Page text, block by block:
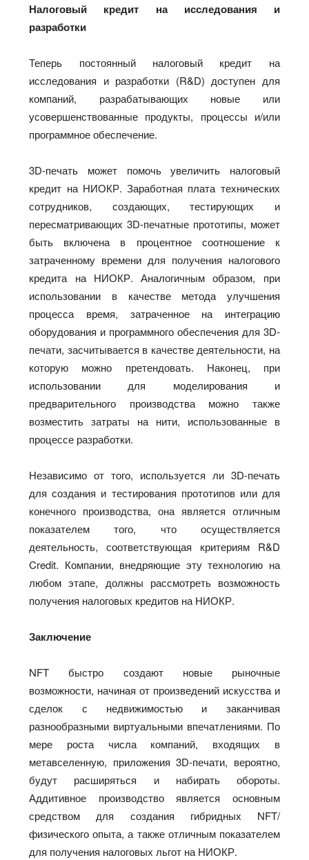
Налоговый кредит на исследования и
разработки
Теперь постоянный налоговый кредит на
исследования и разработки (R&D) доступен для
компаний, разрабатывающих новые или
усовершенствованные продукты, процессы и/или
программное обеспечение.
3D-печать может помочь увеличить налоговый
кредит на НИОКР. Заработная плата технических
сотрудников, создающих, тестирующих и
пересматривающих 3D-печатные прототипы, может
быть включена в процентное соотношение к
затраченному времени для получения налогового
кредита на НИОКР. Аналогичным образом, при
использовании в качестве метода улучшения
процесса время, затраченное на интеграцию
оборудования и программного обеспечения для 3D-
печати, засчитывается в качестве деятельности, на
которую можно претендовать. Наконец, при
использовании для моделирования и
предварительного производства можно также
возместить затраты на нити, использованные в
процессе разработки.
Независимо от того, используется ли 3D-печать
для создания и тестирования прототипов или для
конечного производства, она является отличным
показателем того, что осуществляется
деятельность, соответствующая критериям R&D
Credit. Компании, внедряющие эту технологию на
любом этапе, должны рассмотреть возможность
получения налоговых кредитов на НИОКР.
Заключение
NFT быстро создают новые рыночные
возможности, начиная от произведений искусства и
сделок с недвижимостью и заканчивая
разнообразными виртуальными впечатлениями. По
мере роста числа компаний, входящих в
метавселенную, приложения 3D-печати, вероятно,
будут расширяться и набирать обороты.
Аддитивное производство является основным
средством для создания гибридных NFT/
физического опыта, а также отличным показателем
для получения налоговых льгот на НИОКР.